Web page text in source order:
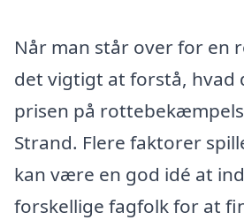
Når man står over for en
det vigtigt at forstå, hvad
prisen på
Strand. Flere faktorer
kan være en god idé at
forskellige fagfolk for at